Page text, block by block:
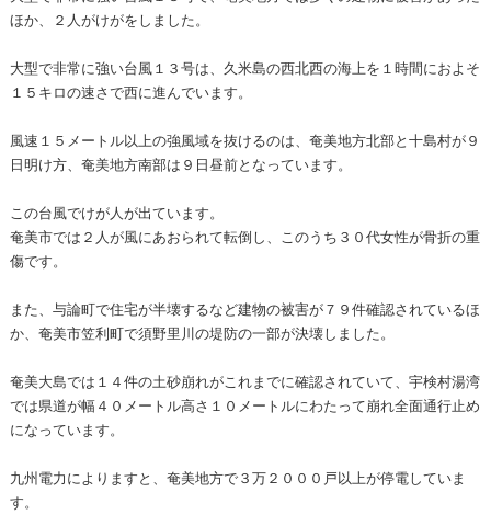
ほか、２人がけがをしました。
大型で非常に強い台風１３号は、久米島の西北西の海上を１時間におよそ
１５キロの速さで西に進んでいます。
風速１５メートル以上の強風域を抜けるのは、奄美地方北部と十島村が９
日明け方、奄美地方南部は９日昼前となっています。
この台風でけが人が出ています。
奄美市では２人が風にあおられて転倒し、このうち３０代女性が骨折の重
傷です。
また、与論町で住宅が半壊するなど建物の被害が７９件確認されているほ
か、奄美市笠利町で須野里川の堤防の一部が決壊しました。
奄美大島では１４件の土砂崩れがこれまでに確認されていて、宇検村湯湾
では県道が幅４０メートル高さ１０メートルにわたって崩れ全面通行止め
になっています。
九州電力によりますと、奄美地方で３万２０００戸以上が停電していま
す。